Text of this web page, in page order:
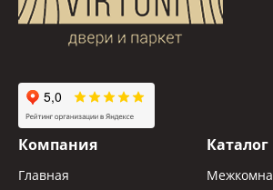
Компания
Главная
Каталог